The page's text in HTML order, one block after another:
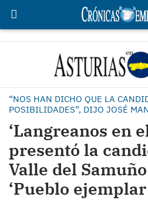
“NOS HAN DICHO QUE LA
POSIBILIDADES”, DIJO JOSÉ
‘Langreanos en
presentó la
Valle del
‘Pueblo